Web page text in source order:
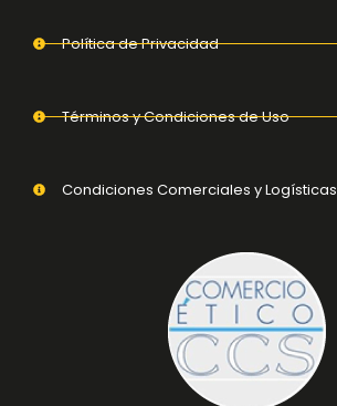
Política de Privacidad
Términos y Condiciones de Uso
Condiciones Comerciales y Logísticas